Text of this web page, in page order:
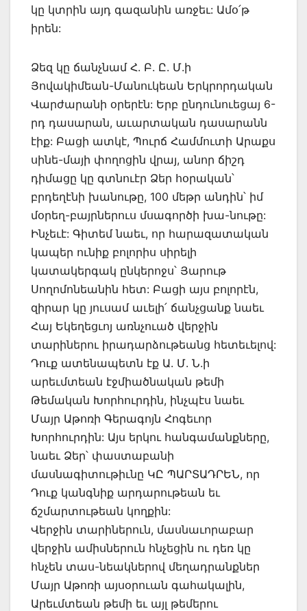
կը կտրին այդ գազանին առջեւ: Ամօ՛թ
իրեն:
Ձեզ կը ճանչնամ Հ. Բ. Ը. Մ.ի
Յովակիմեան-Մանուկեան Երկրորդական
Վարժարանի օրերէն: Երբ ընդունուեցայ 6-
րդ դասարան, աւարտական դասարանն
էիք: Բացի ատկէ, Պուրճ Համմուտի Արաքս
սինե-մայի փողոցին վրայ, անոր ճիշդ
դիմացը կը գտնուէր Ձեր հօրական՝
բրդեղէնի խանութը, 100 մեթր անդին՝ իմ
մօրեղ-բայրներուս մսագործի խա-նութը:
Ինչեւէ: Գիտեմ նաեւ, որ հարազատական
կապեր ունիք բոլորիս սիրելի
կատակերգակ ընկերոջս՝ Յարութ
Սողոմոնեանին հետ: Բացի այս բոլորէն,
զիրար կը յուսամ աւելի՛ ճանչցանք նաեւ
Հայ Եկեղեցւոյ առնչուած վերջին
տարիներու իրադարձութեանց հետեւելով:
Դուք ատենապետն էք Ա. Մ. Ն.ի
արեւմտեան էջմիածնական թեմի
Թեմական Խորհուրդին, ինչպէս նաեւ
Մայր Աթոռի Գերագոյն Հոգեւոր
Խորհուրդին: Այս երկու հանգամանքները,
նաեւ Ձեր՝ փաստաբանի
մասնագիտութիւնը ԿԸ ՊԱՐՏԱԴՐԵՆ, որ
Դուք կանգնիք արդարութեան եւ
ճշմարտութեան կողքին:
Վերջին տարիներուն, մասնաւորաբար
վերջին ամիսներուն հնչեցին ու դեռ կը
հնչեն տաս-նեակներով մեղադրանքներ
Մայր Աթոռի այսօրուան գահակալին,
Արեւմտեան թեմի եւ այլ թեմերու